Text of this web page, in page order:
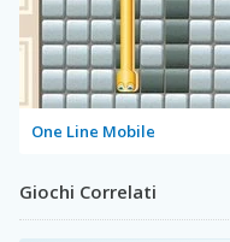
One Line Mobile
Giochi Correlati